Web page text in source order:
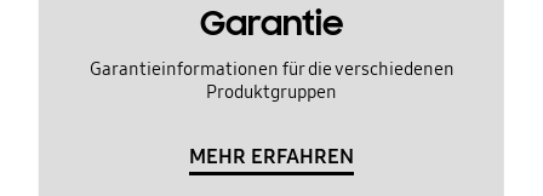
Garantie
Garantieinformationen für die verschiedenen
Produktgruppen
MEHR ERFAHREN